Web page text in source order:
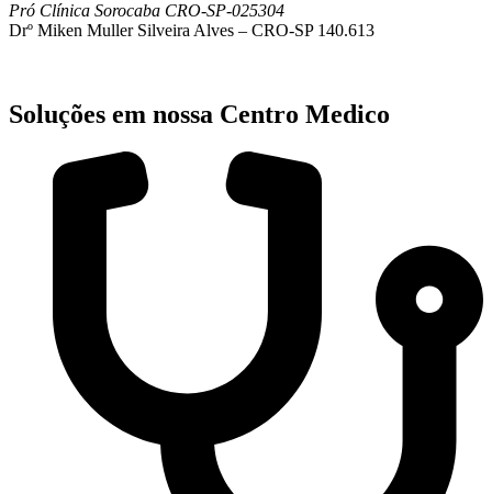
Pró Clínica Sorocaba CRO-SP-025304
Drº Miken Muller Silveira Alves – CRO-SP 140.613
Soluções em nossa Centro Medico